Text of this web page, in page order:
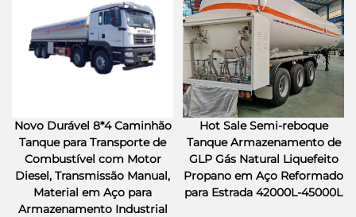
Novo Durável 8*4 Caminhão
Tanque para Transporte de
Combustível com Motor
Diesel, Transmissão Manual,
Material em Aço para
Armazenamento Industrial
Hot Sale Semi-reboque
Tanque Armazenamento de
GLP Gás Natural Liquefeito
Propano em Aço Reformado
para Estrada 42000L-45000L